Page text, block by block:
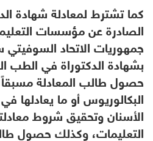
كما تشترط لمعادلة شهادة
الصادرة عن مؤسسات
جمهوريات الاتحاد السوفيتي
بشهادة الدكتوراة في الطب
حصول طالب المعادلة
البكالوريوس أو ما
الأسنان وتحقيق شروط
التعليمات، وكذلك حصول